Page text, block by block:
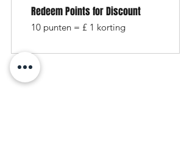
Redeem Points for Discount
10 punten = £ 1 korting